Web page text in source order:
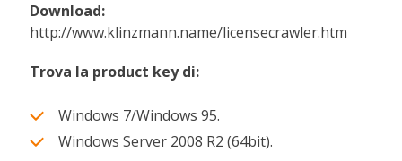
Download:
http://www.klinzmann.name/licensecrawler.htm
Trova la product key di:
Windows 7/Windows 95.
Windows Server 2008 R2 (64bit).